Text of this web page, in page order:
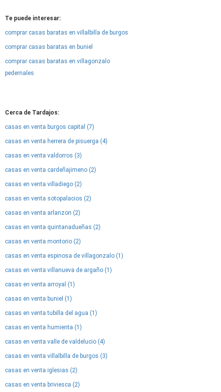
Te puede interesar:
comprar casas baratas en villalbilla de burgos
comprar casas baratas en buniel
comprar casas baratas en villagonzalo
pedernales
Cerca de Tardajos:
casas en venta burgos capital (7)
casas en venta herrera de pisuerga (4)
casas en venta valdorros (3)
casas en venta cardeñajimeno (2)
casas en venta villadiego (2)
casas en venta sotopalacios (2)
casas en venta arlanzon (2)
casas en venta quintanadueñas (2)
casas en venta montorio (2)
casas en venta espinosa de villagonzalo (1)
casas en venta villanueva de argaño (1)
casas en venta arroyal (1)
casas en venta buniel (1)
casas en venta tubilla del agua (1)
casas en venta humienta (1)
casas en venta valle de valdelucio (4)
casas en venta villalbilla de burgos (3)
casas en venta iglesias (2)
casas en venta briviesca (2)